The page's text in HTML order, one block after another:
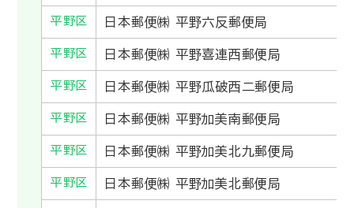
平野区 日本郵便㈱ 平野六反郵便局
平野区 日本郵便㈱ 平野喜連西郵便局
平野区 日本郵便㈱ 平野瓜破西二郵便局
平野区 日本郵便㈱ 平野加美南郵便局
平野区 日本郵便㈱ 平野加美北九郵便局
平野区 日本郵便㈱ 平野加美北郵便局